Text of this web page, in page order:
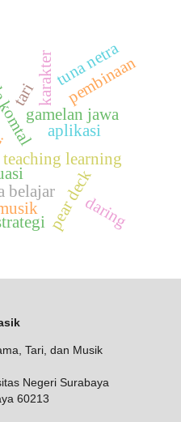
aplikasi
learning
gamelan jawa
karakter
pear deck
belajar
tari
daring
pembinaan
tuna netra
Tari, dan Musik
Negeri Surabaya
60213